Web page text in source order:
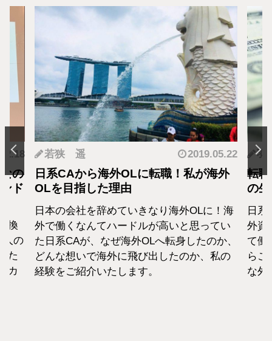
の
ド
換
人の
た
カ
若狭 遥 2019.05.22
日系CAから海外OLに転職！私が海外
OLを目指した理由
日本の会社を辞めていきなり海外OLに！海
外で働くなんてハードルが高いと思ってい
た日系CAが、なぜ海外OLへ転身したのか、
どんな想いで海外に飛び出したのか、私の
経験をご紹介いたします。
羽
転
の
日
外資
て働
らこ
な外